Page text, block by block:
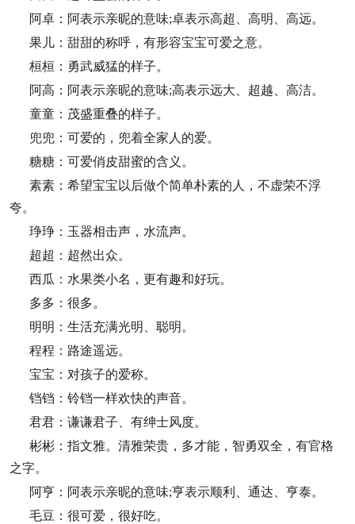
阿卓：阿表示亲昵的意味;卓表示高超、高明、高远。
果儿：甜甜的称呼，有形容宝宝可爱之意。
桓桓：勇武威猛的样子。
阿高：阿表示亲昵的意味;高表示远大、超越、高洁。
童童：茂盛重叠的样子。
兜兜：可爱的，兜着全家人的爱。
糖糖：可爱俏皮甜蜜的含义。
素素：希望宝宝以后做个简单朴素的人，不虚荣不浮
夸。
琤琤：玉器相击声，水流声。
超超：超然出众。
西瓜：水果类小名，更有趣和好玩。
多多：很多。
明明：生活充满光明、聪明。
程程：路途遥远。
宝宝：对孩子的爱称。
铛铛：铃铛一样欢快的声音。
君君：谦谦君子、有绅士风度。
彬彬：指文雅。清雅荣贵，多才能，智勇双全，有官格
之字。
阿亨：阿表示亲昵的意味;亨表示顺利、通达、亨泰。
毛豆：很可爱，很好吃。